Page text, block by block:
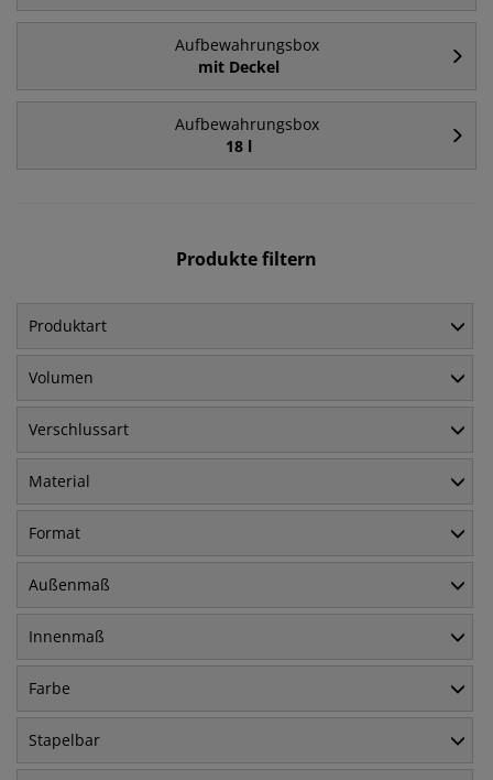
Aufbewahrungsbox
mit Deckel
Aufbewahrungsbox
18 l
Produkte filtern
Produktart
Volumen
Verschlussart
Material
Format
Außenmaß
Innenmaß
Farbe
Stapelbar